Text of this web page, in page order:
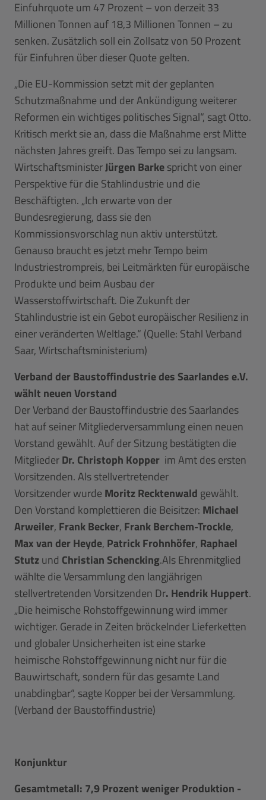
Einfuhrquote um 47 Prozent – von derzeit 33
Millionen Tonnen auf 18,3 Millionen Tonnen – zu
senken. Zusätzlich soll ein Zollsatz von 50 Prozent
für Einfuhren über dieser Quote gelten.
„Die EU-Kommission setzt mit der geplanten
Schutzmaßnahme und der Ankündigung weiterer
Reformen ein wichtiges politisches Signal“, sagt Otto.
Kritisch merkt sie an, dass die Maßnahme erst Mitte
nächsten Jahres greift. Das Tempo sei zu langsam.
WirtschaftsministerJürgen Barkespricht von einer
Perspektive für die Stahlindustrie und die
Beschäftigten. „Ich erwarte von der
Bundesregierung, dass sie den
Kommissionsvorschlag nun aktiv unterstützt.
Genauso braucht es jetzt mehr Tempo beim
Industriestrompreis, bei Leitmärkten für europäische
Produkte und beim Ausbau der
Wasserstoffwirtschaft. Die Zukunft der
Stahlindustrie ist ein Gebot europäischer Resilienz in
einer veränderten Weltlage.“ (Quelle: Stahl Verband
Saar, Wirtschaftsministerium)
Verband der Baustoffindustrie des Saarlandes e.V.
wählt neuen Vorstand
Der Verband der Baustoffindustrie des Saarlandes
hat auf seiner Mitgliederversammlung einen neuen
Vorstand gewählt. Auf der Sitzung bestätigten die
MitgliederDr. Christoph Kopper im Amt des ersten
Vorsitzenden. Als stellvertretender
Vorsitzender wurde Moritz Recktenwald gewählt.
Den Vorstand komplettieren die Beisitzer: Michael
Arweiler, Frank Becker, Frank Berchem-Trockle,
Max van der Heyde, Patrick Frohnhöfer, Raphael
Stutzund Christian Schencking.Als Ehrenmitglied
wählte die Versammlung den langjährigen
stellvertretenden Vorsitzenden Dr. Hendrik Huppert.
„Die heimische Rohstoffgewinnung wird immer
wichtiger. Gerade in Zeiten bröckelnder Lieferketten
und globaler Unsicherheiten ist eine starke
heimische Rohstoffgewinnung nicht nur für die
Bauwirtschaft, sondern für das gesamte Land
unabdingbar“, sagte Kopper bei der Versammlung.
(Verband der Baustoffindustrie)
Konjunktur
Gesamtmetall: 7,9 Prozent weniger Produktion -